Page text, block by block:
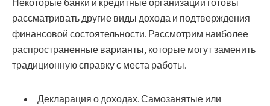
Некоторые банки и кредитные организации готовы
рассматривать другие виды дохода и подтверждения
финансовой состоятельности. Рассмотрим наиболее
распространенные варианты, которые могут заменить
традиционную справку с места работы.
Декларация о доходах.Самозанятые или